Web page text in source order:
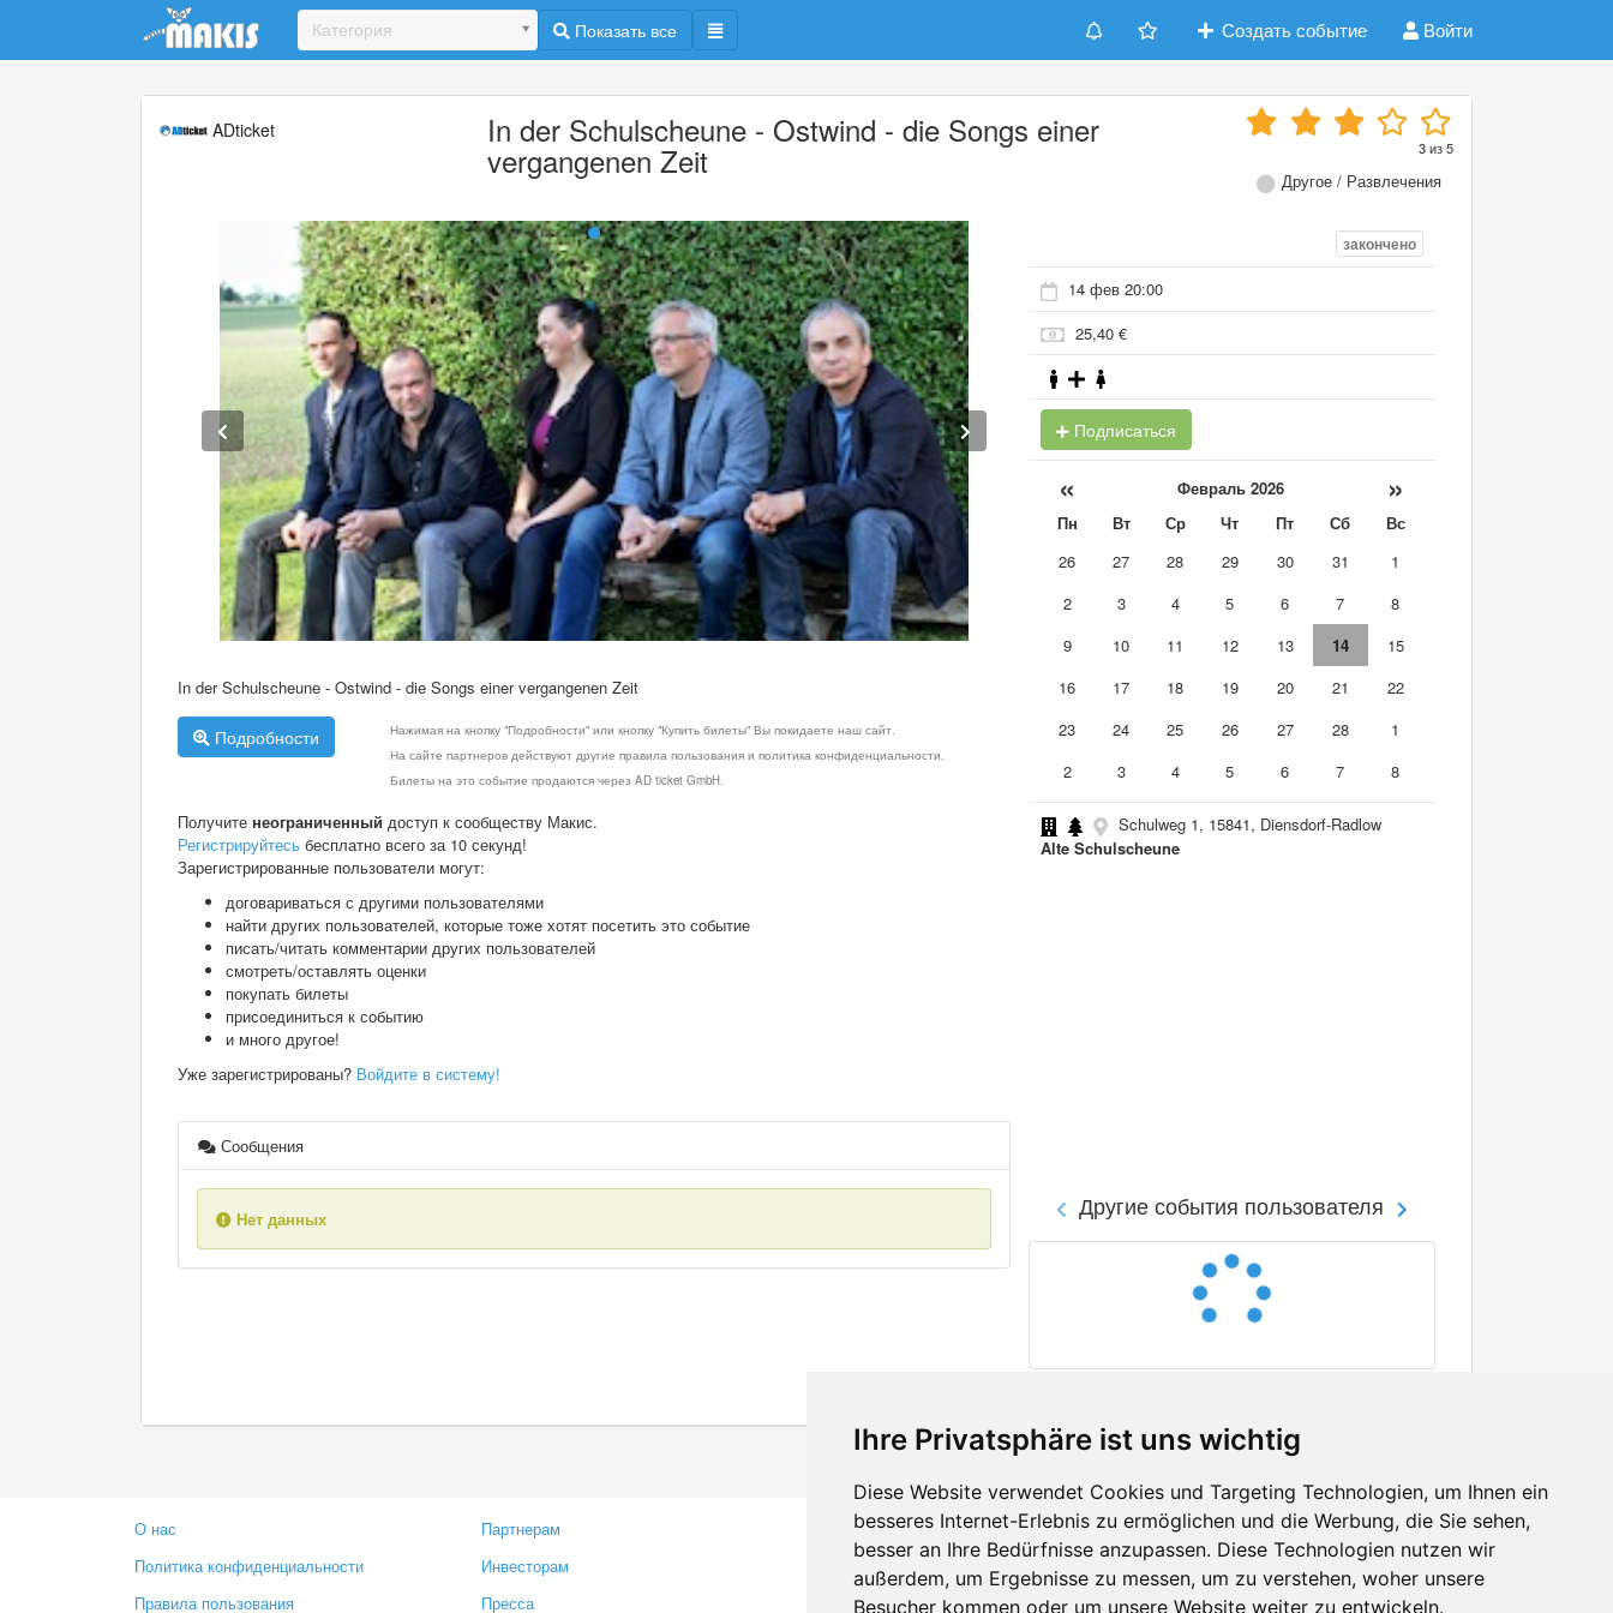
Ihre Privatsphäre ist uns wichtig
Diese Website verwendet Cookies und Targeting Technologien, um Ihnen ein
besseres Internet-Erlebnis zu ermöglichen und die Werbung, die Sie sehen,
besser an Ihre Bedürfnisse anzupassen. Diese Technologien nutzen wir
außerdem, um Ergebnisse zu messen, um zu verstehen, woher unsere
Besucher kommen oder um unsere Website weiter zu entwickeln.
Update cookies preferences
Категория Показать все Создать событие Войти
ADticket In der Schulscheune - Ostwind - die Songs einer
vergangenen Zeit 3из5
Другое / Развлечения
In der Schulscheune - Ostwind - die Songs einer vergangenen Zeit
Подробности
Нажимая на кнопку "Подробности" или кнопку "Купить билеты" Вы покидаете наш сайт.
На сайте партнеров действуют другие правила пользования и политика конфиденциальности.
Билеты на это событие продаются через AD ticket GmbH.
Получите неограниченный доступ к сообществу Макис.
Регистрируйтесь бесплатно всего за 10 секунд!
Зарегистрированные пользователи могут:
договариваться с другими пользователями
найти других пользователей, которые тоже хотят посетить это событие
писать/читать комментарии других пользователей
смотреть/оставлять оценки
покупать билеты
присоединиться к событию
и много другое!
Уже зарегистрированы? Войдите в систему!
Сообщения
Нет данных
закончено
14 фев 20:00
25,40 €
Подписаться
« Февраль 2026 »
Пн Вт Ср Чт Пт Сб
Вс
26
27 28 29 30 31
1
2
3 4 5 6 7
8
9
10 11 12 13 14
15
16
17 18 19 20 21
22
23
24 25 26 27 28
1
2
3 4 5 6 7 8
Schulweg 1, 15841, Diensdorf-Radlow
Alte Schulscheune
Другие события пользователя
О нас
Политика конфиденциальности
Правила пользования
Партнерам
Инвесторам
Пресса
Контакты
Оставить отзыв
Сообщить об ошибке
Facebook
Twitter
YouTube